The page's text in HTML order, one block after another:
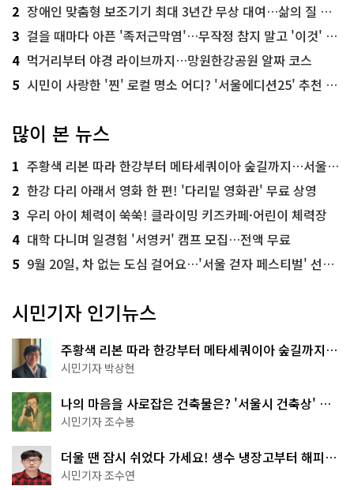
2 장애인 맞춤형 보조기기 최대 3년간 무상 대여…삶의 질 높인다
3 걸을 때마다 아픈 '족저근막염'…무작정 참지 말고 '이것' 해보세요!
4 먹거리부터 야경 라이브까지…망원한강공원 알짜 코스
5 시민이 사랑한 '찐' 로컬 명소 어디? '서울에디션25' 추천 코스
많이 본 뉴스
1 주황색 리본 따라 한강부터 메타세쿼이아 숲길까지…서울둘레길 15코스
2 한강 다리 아래서 영화 한 편! '다리밑 영화관' 무료 상영
3 우리 아이 체력이 쑥쑥! 클라이밍 키즈카페·어린이 체력장
4 대학 다니며 일경험 '서영커' 캠프 모집…전액 무료
5 9월 20일, 차 없는 도심 걸어요…'서울 걷자 페스티벌' 선착순 5천명
시민기자 인기뉴스
주황색 리본 따라 한강부터 메타세쿼이아 숲길까지…
서울둘레길 15코스
시민기자 박상현
나의 마음을 사로잡은 건축물은? '서울시 건축상' 수
상작 공개!
시민기자 조수봉
더울 땐 잠시 쉬었다 가세요! 생수 냉장고부터 해피소
·무더위쉼터까지
시민기자 조수연